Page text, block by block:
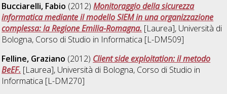
Bucciarelli, Fabio (2012)Monitoraggio della sicurezza
informatica mediante il modello SIEM in una organizzazione
complessa: la Regione Emilia-Romagna. [Laurea], Università di
Bologna, Corso di Studio in Informatica [L-DM509]
Felline, Graziano (2012) Client side exploitation: il metodo
BeEF. [Laurea], Università di Bologna, Corso di Studio in
Informatica [L-DM270]